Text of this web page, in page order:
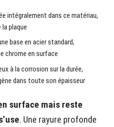
intégralement dans ce matériau,
la plaque
base en acier standard,
chrome en surface
à la corrosion sur la durée,
dans toute son épaisseur
surface mais reste
. Une rayure profonde